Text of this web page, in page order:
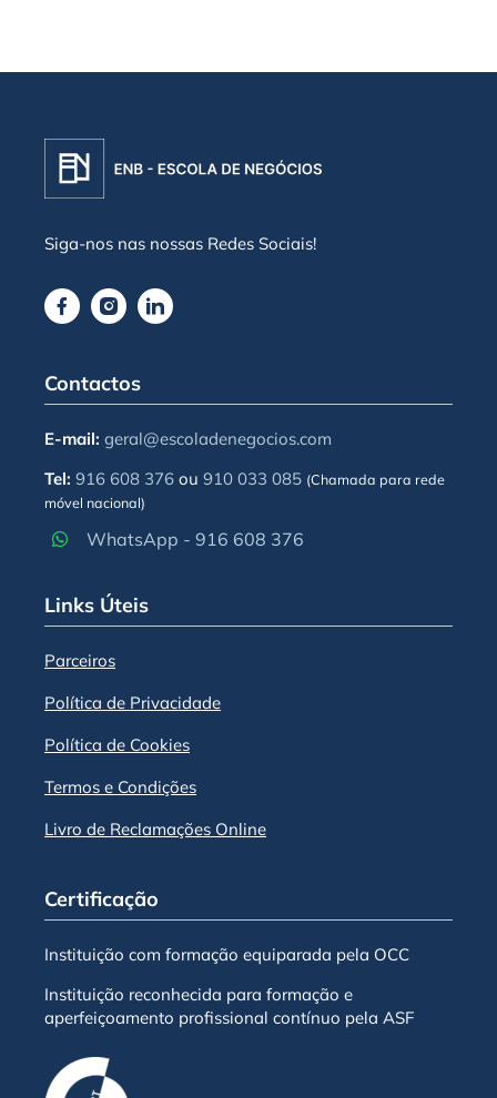
Siga-nos nas nossas Redes Sociais!
Contactos
E-mail: geral@escoladenegocios.com
Tel: 916 608 376ou 910 033 085 (Chamada para rede
móvel nacional)
WhatsApp - 916 608 376
Links Úteis
Parceiros
Política de Privacidade
Política de Cookies
Termos e Condições
Livro de Reclamações Online
Certificação
Instituição com formação equiparada pela OCC
Instituição reconhecida para formação e
aperfeiçoamento profissional contínuo pela ASF